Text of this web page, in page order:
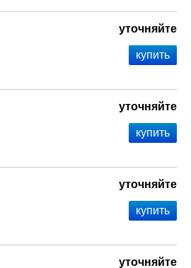
уточняйте
уточняйте
уточняйте
уточняйте